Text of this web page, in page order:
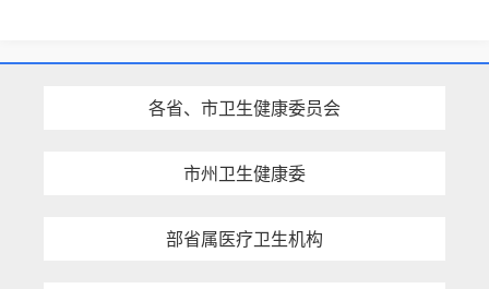
各省、市卫生健康委员会
市州卫生健康委
部省属医疗卫生机构